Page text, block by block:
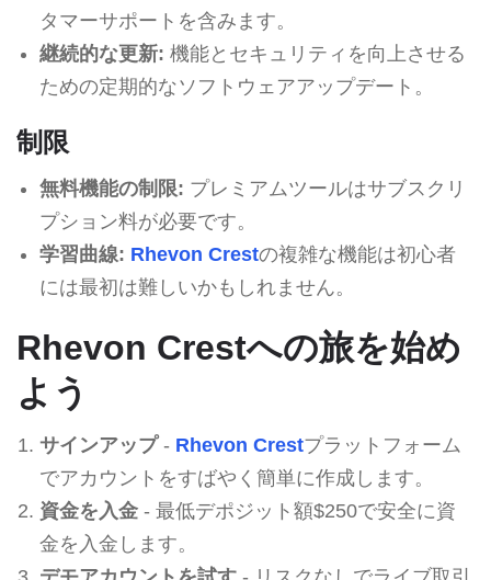
タマーサポートを含みます。
継続的な更新: 機能とセキュリティを向上させる
ための定期的なソフトウェアアップデート。
制限
無料機能の制限: プレミアムツールはサブスクリ
プション料が必要です。
学習曲線: Rhevon Crestの複雑な機能は初心者
には最初は難しいかもしれません。
Rhevon Crestへの旅を始め
よう
サインアップ- Rhevon Crestプラットフォーム
でアカウントをすばやく簡単に作成します。
資金を入金- 最低デポジット額$250で安全に資
金を入金します。